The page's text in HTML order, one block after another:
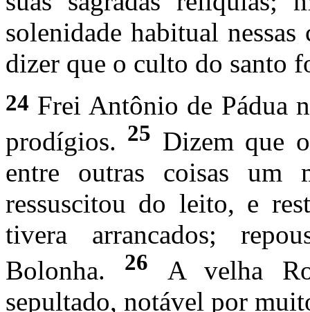
solenidade habitual
dizer que o culto do santo
24 Frei Antônio de Pádua
prodígios. 25 Dizem que
entre outras coisas um
ressuscitou do leito, e
tivera arrancados;
Bolonha.
26
A velha
sepultado, notável por